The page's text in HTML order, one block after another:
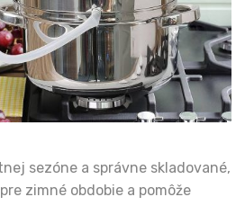
sezóne a správne skladované,
zimné obdobie a pomôže